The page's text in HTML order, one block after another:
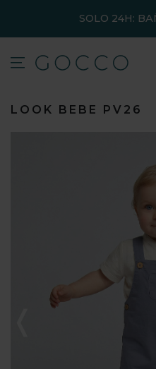
SOLO 24H:
LOOK BEBE PV26